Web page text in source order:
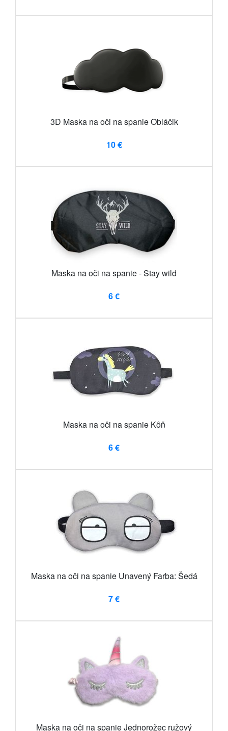
3D Maska na oči na spanie Obláčik
10 €
Maska na oči na spanie - Stay wild
6 €
Maska na oči na spanie Kôň
6 €
Maska na oči na spanie Unavený Farba: Šedá
7 €
Maska na oči na spanie Jednorožec ružový